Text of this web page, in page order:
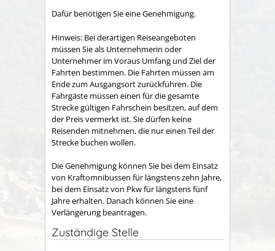
Dafür benötigen Sie eine Genehmigung.
Hinweis: Bei derartigen Reiseangeboten
müssen Sie als Unternehmerin oder
Unternehmer im Voraus Umfang und Ziel der
Fahrten bestimmen. Die Fahrten müssen am
Ende zum Ausgangsort zurückführen. Die
Fahrgäste müssen einen für die gesamte
Strecke gültigen Fahrschein besitzen, auf dem
der Preis vermerkt ist. Sie dürfen keine
Reisenden mitnehmen, die nur einen Teil der
Strecke buchen wollen.
Die Genehmigung können Sie bei dem Einsatz
von Kraftomnibussen für längstens zehn Jahre,
bei dem Einsatz von Pkw für längstens fünf
Jahre erhalten. Danach können Sie eine
Verlängerung beantragen.
Zuständige Stelle